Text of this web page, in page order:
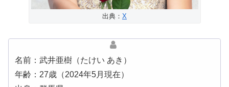
出典： X
名前：武井亜樹（たけい あき）
年齢：27歳（2024年5月現在）